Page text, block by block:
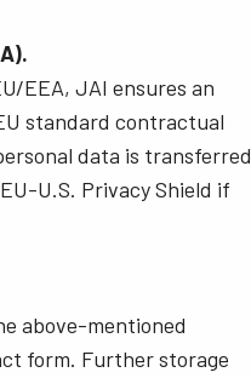
EEA, JAI ensures an
standard contractual
data is transferred
U.S. Privacy Shield if
above-mentioned
form. Further storage